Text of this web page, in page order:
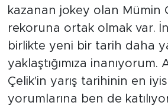
kazanan jokey olan Mümin
rekoruna ortak olmak var.
birlikte yeni bir tarih daha
yaklaştığımıza inanıyorum.
Çelik'in yarış tarihinin en
yorumlarına ben de